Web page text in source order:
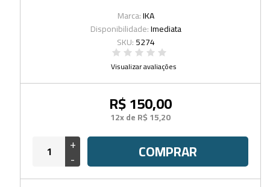
Marca:IKA
Disponibilidade:Imediata
SKU:5274
Visualizar avaliações
R$ 150,00
12x de R$ 15,20
+
- COMPRAR